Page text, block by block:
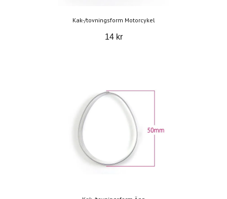
Kak-/tovningsform Motorcykel
14 kr